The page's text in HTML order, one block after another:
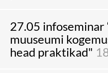
27.05 infoseminar
muuseumi
head praktikad"